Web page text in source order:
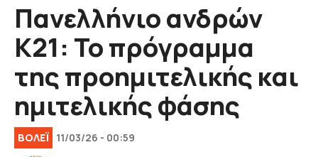
Πανελλήνιο ανδρών
Κ21: Το πρόγραμμα
της προημιτελικής και
ημιτελικής φάσης
ΒOΛΕΪ 11/03/26 - 00:59